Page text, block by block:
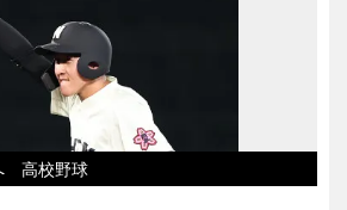
高校野球